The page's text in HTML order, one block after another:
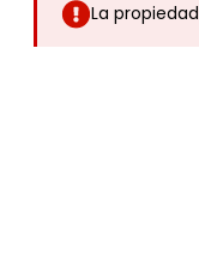
La propiedad